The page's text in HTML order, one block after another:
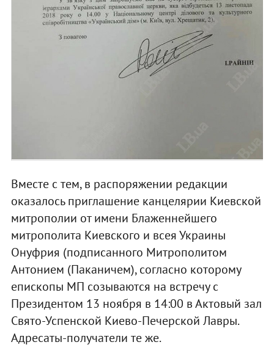
Вместе с тем, в распоряжении редакции
оказалось приглашение канцелярии Киевской
митрополии от имени Блаженнейшего
митрополита Киевского и всея Украины
Онуфрия (подписанного Митрополитом
Антонием (Паканичем), согласно которому
епископы МП созываются на встречу с
Президентом 13 ноября в 14:00 в Актовый зал
Свято-Успенской Киево-Печерской Лавры.
Адресаты-получатели те же.